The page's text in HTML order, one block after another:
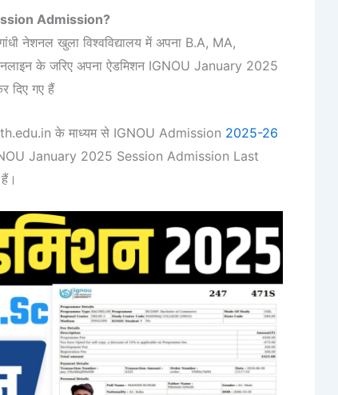
Admission?
नेशनल खुला विश्वविद्यालय में अपना B.A, MA,
के जरिए अपना ऐडमिशन IGNOU January 2025
दिए गए हैं
के माध्यम से IGNOU Admission 2025-26
January 2025 Session Admission Last